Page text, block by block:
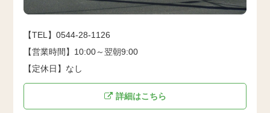
【TEL】0544-28-1126
【営業時間】10:00～翌朝9:00
【定休日】なし
詳細はこちら